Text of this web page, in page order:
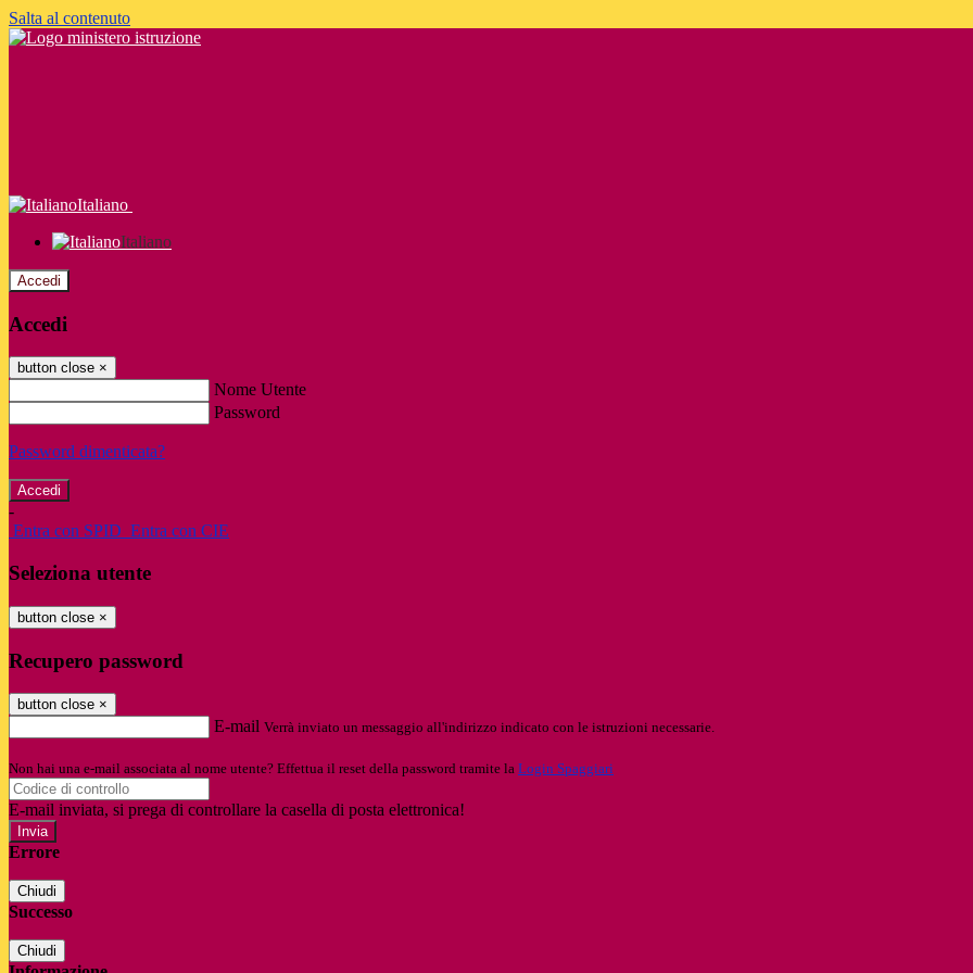
Salta al contenuto
Italiano
Italiano
Accedi
Accedi
button close ×
Nome Utente
Password
Password dimenticata?
-
Entra con SPID Entra con CIE
Seleziona utente
button close ×
Recupero password
button close ×
E-mail Verrà inviato un messaggio all'indirizzo indicato con le istruzioni necessarie.
Non hai una e-mail associata al nome utente? Effettua il reset della password tramite la Login Spaggiari
E-mail inviata, si prega di controllare la casella di posta elettronica!
Errore
Chiudi
Successo
Chiudi